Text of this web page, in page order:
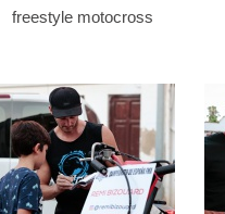
freestyle motocross